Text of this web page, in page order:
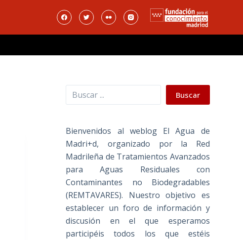
Buscar Buscar
Bienvenidos al weblog El Agua de
Madri+d, organizado por la Red
Madrileña de Tratamientos Avanzados
para Aguas Residuales con
Contaminantes no Biodegradables
(REMTAVARES). Nuestro objetivo es
establecer un foro de información y
discusión en el que esperamos
participéis todos los que estéis